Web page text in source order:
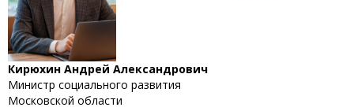
Кирюхин Андрей Александрович
Министр социального развития
Московской области